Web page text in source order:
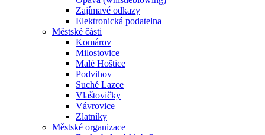
Zajímavé odkazy
Elektronická podatelna
Městské části
Komárov
Milostovice
Malé Hoštice
Podvihov
Suché Lazce
Vlaštovičky
Vávrovice
Zlatníky
Městské organizace